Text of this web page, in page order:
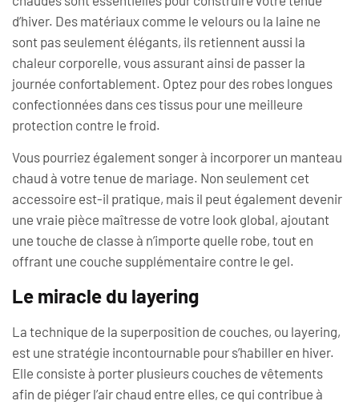
d’hiver. Des matériaux comme le velours ou la laine ne
sont pas seulement élégants, ils retiennent aussi la
chaleur corporelle, vous assurant ainsi de passer la
journée confortablement. Optez pour des robes longues
confectionnées dans ces tissus pour une meilleure
protection contre le froid.
Vous pourriez également songer à incorporer un manteau
chaud à votre tenue de mariage. Non seulement cet
accessoire est-il pratique, mais il peut également devenir
une vraie pièce maîtresse de votre look global, ajoutant
une touche de classe à n’importe quelle robe, tout en
offrant une couche supplémentaire contre le gel.
Le miracle du layering
La technique de la superposition de couches, ou layering,
est une stratégie incontournable pour s’habiller en hiver.
Elle consiste à porter plusieurs couches de vêtements
afin de piéger l’air chaud entre elles, ce qui contribue à